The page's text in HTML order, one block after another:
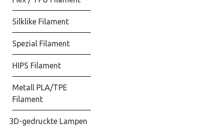
Silklike Filament
Spezial Filament
HIPS Filament
Metall PLA/TPE
Filament
3D-gedruckte Lampen